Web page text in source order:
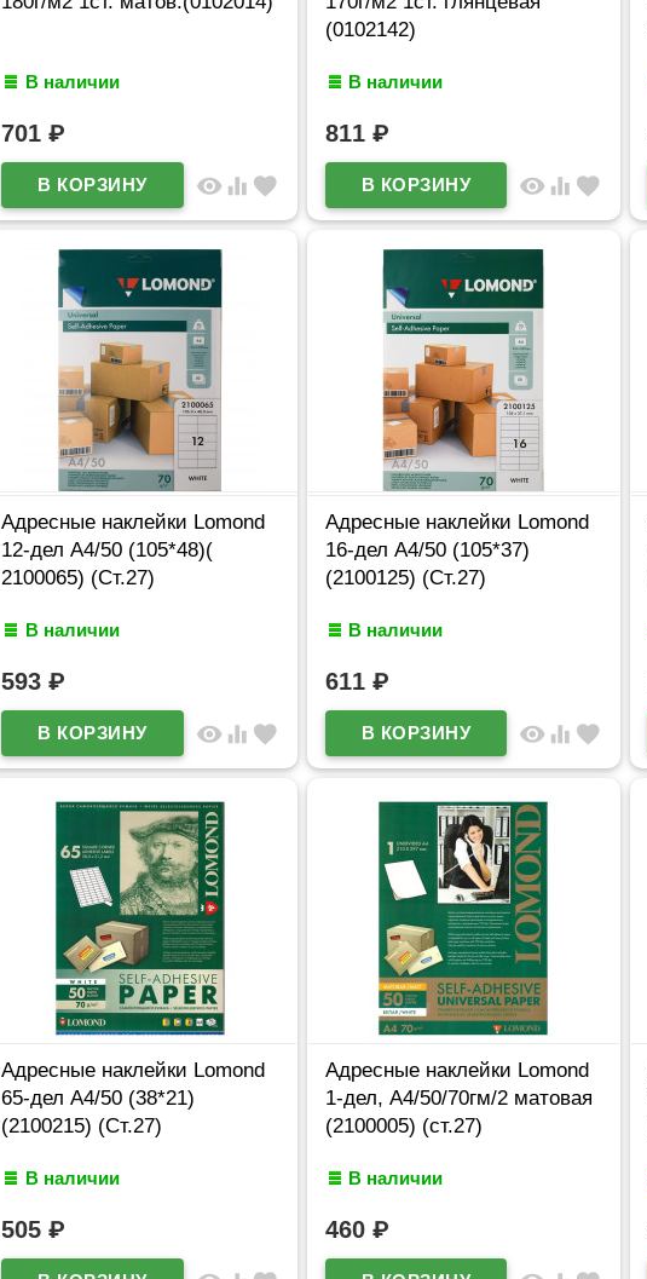
В наличии
701₽
visibility equalizer favorite
(0102142)
В наличии
811 ₽
visibility equalizer favorite
Адресные наклейки Lomond
12-дел A4/50 (105*48)(
2100065) (Ст.27)
В наличии
593₽
visibility equalizer favorite
Адресные наклейки Lomond
16-дел A4/50 (105*37)
(2100125) (Ст.27)
В наличии
611 ₽
visibility equalizer favorite
Адресные наклейки Lomond
65-дел А4/50 (38*21)
(2100215) (Ст.27)
В наличии
505₽
Адресные наклейки Lomond
1-дел, А4/50/70гм/2 матовая
(2100005) (ст.27)
В наличии
460 ₽